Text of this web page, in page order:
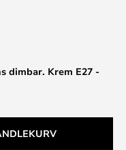
dimbar. Krem E27 -